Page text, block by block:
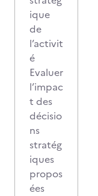
ique
de
l’activit
é
Evaluer
l’impac
t des
décisio
ns
stratég
iques
propos
ées